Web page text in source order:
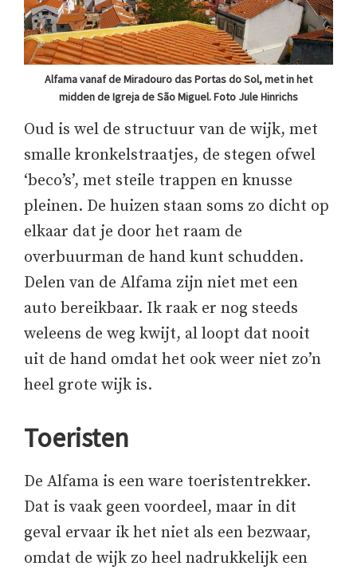
Alfama vanaf de Miradouro das Portas do Sol, met in het
midden de Igreja de São Miguel. Foto Jule Hinrichs
Oud is wel de structuur van de wijk, met
smalle kronkelstraatjes, de stegen ofwel
‘beco’s’, met steile trappen en knusse
pleinen. De huizen staan soms zo dicht op
elkaar dat je door het raam de
overbuurman de hand kunt schudden.
Delen van de Alfama zijn niet met een
auto bereikbaar. Ik raak er nog steeds
weleens de weg kwijt, al loopt dat nooit
uit de hand omdat het ook weer niet zo’n
heel grote wijk is.
Toeristen
De Alfama is een ware toeristentrekker.
Dat is vaak geen voordeel, maar in dit
geval ervaar ik het niet als een bezwaar,
omdat de wijk zo heel nadrukkelijk een